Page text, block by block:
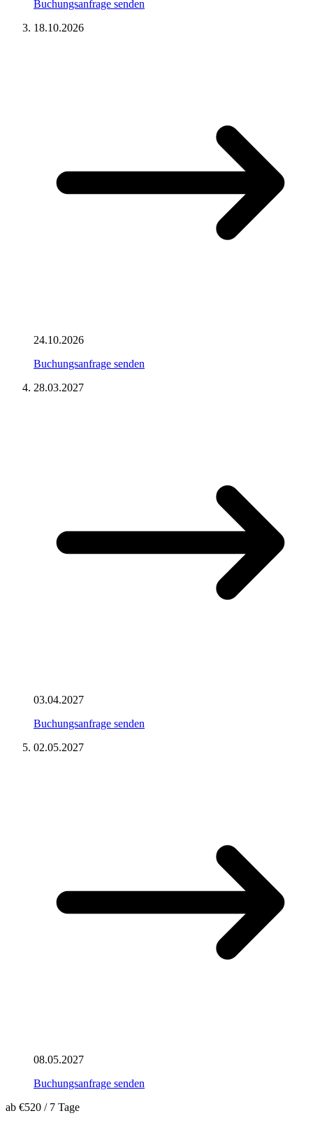
Buchungsanfrage senden
18.10.2026
24.10.2026
Buchungsanfrage senden
28.03.2027
03.04.2027
Buchungsanfrage senden
02.05.2027
08.05.2027
Buchungsanfrage senden
ab €520 / 7 Tage